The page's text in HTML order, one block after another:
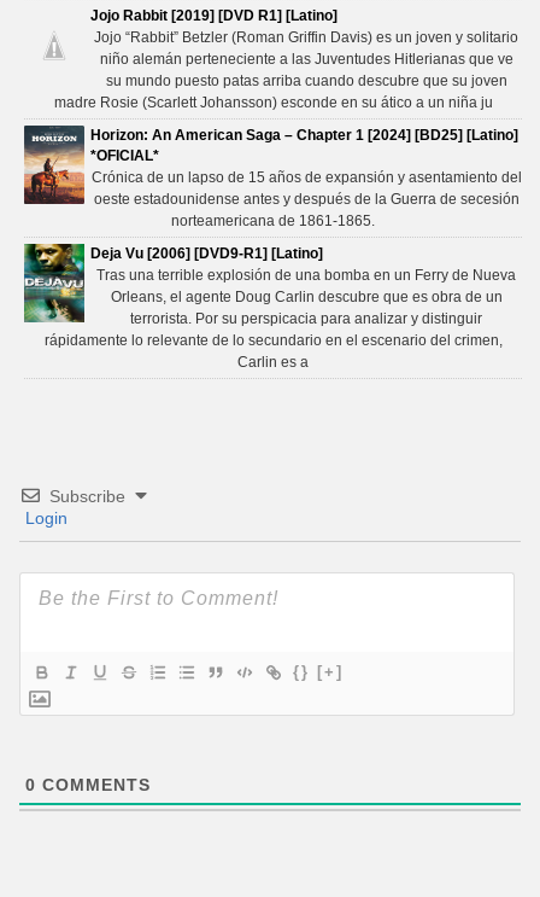
Jojo Rabbit [2019] [DVD R1] [Latino]
Jojo “Rabbit” Betzler (Roman Griffin Davis) es un joven y solitario
niño alemán perteneciente a las Juventudes Hitlerianas que ve
su mundo puesto patas arriba cuando descubre que su joven
madre Rosie (Scarlett Johansson) esconde en su ático a un niña ju
Horizon: An American Saga – Chapter 1 [2024] [BD25] [Latino]
*OFICIAL*
Crónica de un lapso de 15 años de expansión y asentamiento del
oeste estadounidense antes y después de la Guerra de secesión
norteamericana de 1861-1865.
Deja Vu [2006] [DVD9-R1] [Latino]
Tras una terrible explosión de una bomba en un Ferry de Nueva
Orleans, el agente Doug Carlin descubre que es obra de un
terrorista. Por su perspicacia para analizar y distinguir
rápidamente lo relevante de lo secundario en el escenario del crimen,
Carlin es a
Subscribe
Login
{} [+]
0 COMMENTS